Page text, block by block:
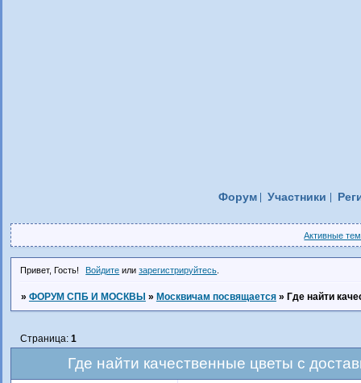
Форум Участники
Активные
Привет, Гость! Войдите илизарегистрируйтесь
» ФОРУМ СПБ И МОСКВЫ » Москвичам посвящается » Где найти
Где найти качественные цветы с
Страница: 1